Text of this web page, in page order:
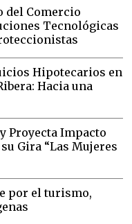
del Comercio
Tecnológicas
Hipotecarios en
Hacia una
Proyecta Impacto
Gira “Las Mujeres
por el turismo,